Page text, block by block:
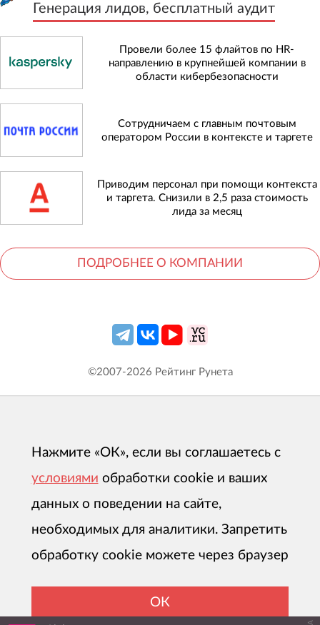
Генерация лидов, бесплатный аудит
Провели более 15 флайтов по HR-
направлению в крупнейшей компании в
области кибербезопасности
Сотрудничаем с главным почтовым
оператором России в контексте и таргете
Приводим персонал при помощи контекста
и таргета. Снизили в 2,5 раза стоимость
лида за месяц
ПОДРОБНЕЕ О КОМПАНИИ
©2007-2026 Рейтинг Рунета
Нажмите «ОК», если вы соглашаетесь с
условиями обработки cookie и ваших
данных о поведении на сайте,
необходимых для аналитики. Запретить
обработку cookie можете через браузер
ОК